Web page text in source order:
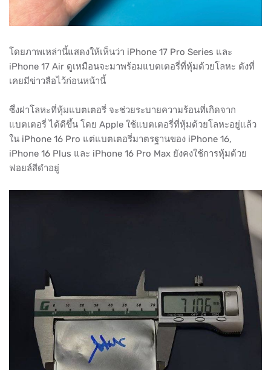
โดยภาพเหล่านี้แสดงให้เห็นว่า iPhone 17 Pro Series และ
iPhone 17 Air ดูเหมือนจะมาพร้อมแบตเตอรี่ที่หุ้มด้วยโลหะ ดังที่
เคยมีข่าวลือไว้ก่อนหน้านี้
ซึ่งฝาโลหะที่หุ้มแบตเตอรี่ จะช่วยระบายความร้อนที่เกิดจาก
แบตเตอรี่ ได้ดีขึ้น โดย Apple ใช้แบตเตอรี่ที่หุ้มด้วยโลหะอยู่แล้ว
ใน iPhone 16 Pro แต่แบตเตอรี่มาตรฐานของ iPhone 16,
iPhone 16 Plus และ iPhone 16 Pro Max ยังคงใช้การหุ้มด้วย
ฟอยล์สีดำอยู่